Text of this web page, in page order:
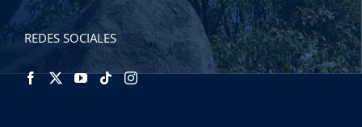
REDES SOCIALES